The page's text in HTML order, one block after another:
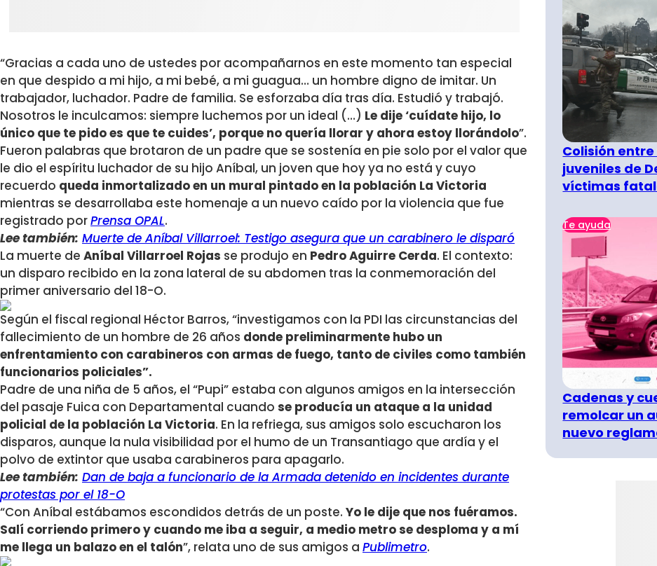
“Gracias a cada uno de ustedes por acompañarnos en este momento tan especial
en que despido a mi hijo, a mi bebé, a mi guagua… un hombre digno de imitar. Un
trabajador, luchador. Padre de familia. Se esforzaba día tras día. Estudió y trabajó.
Nosotros le inculcamos: siempre luchemos por un ideal (…) Le dije ‘cuídate hijo, lo
único que te pido es que te cuides’, porque no quería llorar y ahora estoy llorándolo”.
Fueron palabras que brotaron de un padre que se sostenía en pie solo por el valor que
le dio el espíritu luchador de su hijo Aníbal, un joven que hoy ya no está y cuyo
recuerdo queda inmortalizado en un mural pintado en la población La Victoria
mientras se desarrollaba este homenaje a un nuevo caído por la violencia que fue
registrado porPrensa OPAL.
Lee también: Muerte de Aníbal Villarroel: Testigo asegura que un carabinero le disparó
La muerte de Aníbal Villarroel Rojas se produjo en Pedro Aguirre Cerda. El contexto:
un disparo recibido en la zona lateral de su abdomen tras la conmemoración del
primer aniversario del 18-O.
Según el fiscal regional Héctor Barros, “investigamos con la PDI las circunstancias del
fallecimiento de un hombre de 26 años donde preliminarmente hubo un
enfrentamiento con carabineros con armas de fuego, tanto de civiles como también
funcionarios policiales”.
Padre de una niña de 5 años, el “Pupi” estaba con algunos amigos en la intersección
del pasaje Fuica con Departamental cuando se producía un ataque a la unidad
policial de la población La Victoria. En la refriega, sus amigos solo escucharon los
disparos, aunque la nula visibilidad por el humo de un Transantiago que ardía y el
polvo de extintor que usaba carabineros para apagarlo.
Lee también: Dan de baja a funcionario de la Armada detenido en incidentes durante
protestas por el 18-O
“Con Aníbal estábamos escondidos detrás de un poste. Yo le dije que nos fuéramos.
Salí corriendo primero y cuando me iba a seguir, a medio metro se desploma y a mí
me llega un balazo en el talón”, relata uno de sus amigos a Publimetro.
Colisión
juveniles de
víctimas
Te ayuda
Cadenas y
remolcar un
nuevo